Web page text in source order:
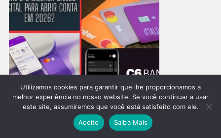
Qual É O Melhor Banco Digital Para Abrir Conta Em 2026?
Comparativo Completo De Taxas, Rendimento E Benefícios
Ananias Santos
Utilizamos cookies para garantir que lhe proporcionamos a
melhor experiência no nosso website. Se você continuar a usar
este site, assumiremos que você está satisfeito com ele.
Aceito
Saiba Mais